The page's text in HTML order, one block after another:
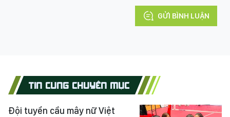
GỬI BÌNH LUẬN
TIN CÙNG CHUYÊN MỤC
Đội tuyển cầu mây nữ Việt